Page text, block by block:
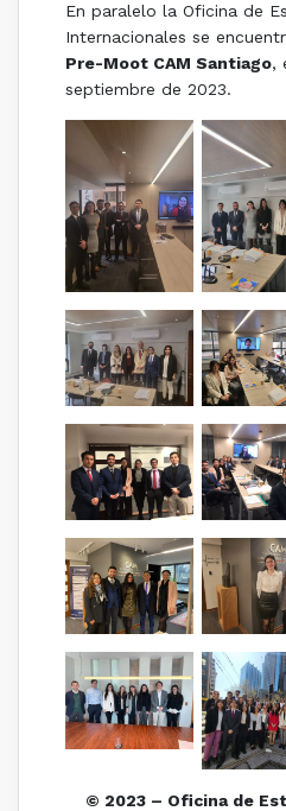
En paralelo la Oficina de
Internacionales se
Pre-Moot CAM Santiago,
septiembre de 2023.
© 2023 – Oficina de